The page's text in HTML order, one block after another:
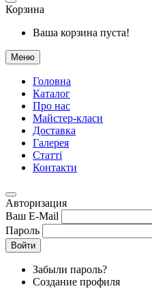
Корзина
Ваша корзина пуста!
Меню
Головна
Каталог
Про нас
Майстер-класи
Доставка
Галерея
Статтi
Контакти
Авторизация
Ваш E-Mail
Пароль
Войти
Забыли пароль?
Создание профиля